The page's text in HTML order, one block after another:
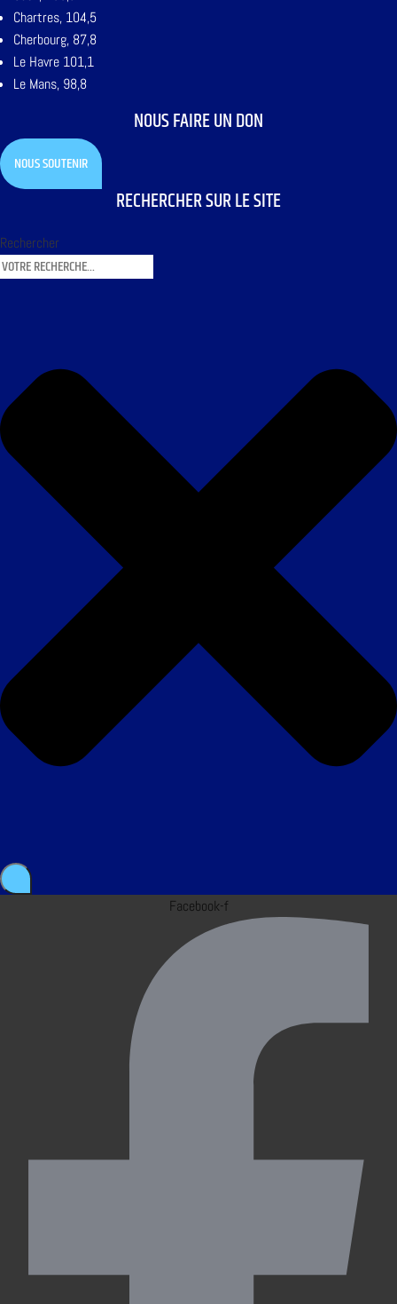
Chartres, 104,5
Cherbourg, 87,8
Le Havre 101,1
Le Mans, 98,8
NOUS FAIRE UN DON
NOUS SOUTENIR
RECHERCHER SUR LE SITE
Rechercher
Facebook-f